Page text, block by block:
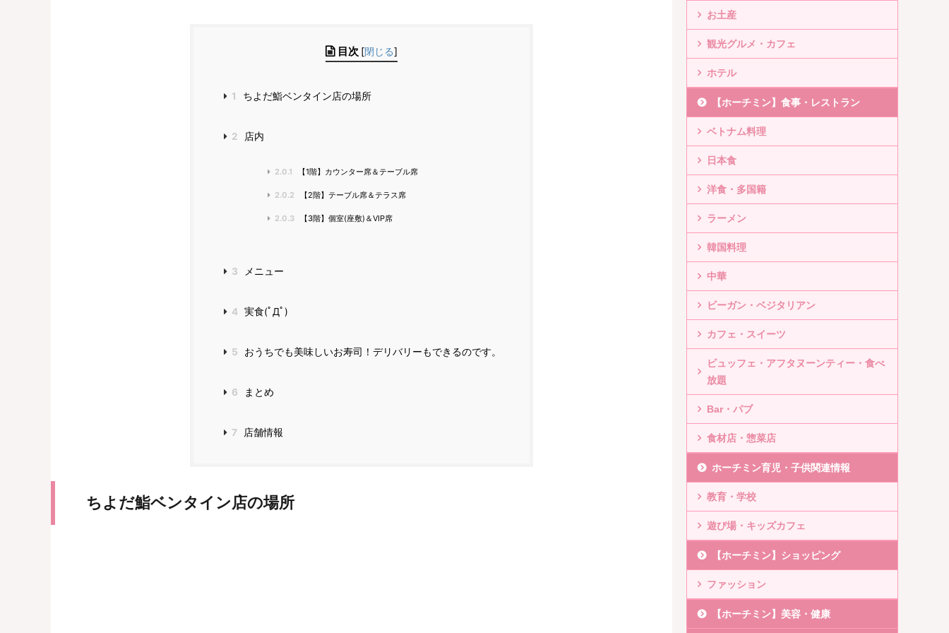
目次 [閉じる]
1 ちよだ鮨ベンタイン店の場所
2 店内
2.0.1 【1階】カウンター席＆テーブル席
2.0.2 【2階】テーブル席＆テラス席
2.0.3 【3階】個室(座敷)＆VIP席
3 メニュー
4 実食(ﾟДﾟ)
5 おうちでも美味しいお寿司！デリバリーもできるのです。
6 まとめ
7 店舗情報
ちよだ鮨ベンタイン店の場所
お土産
観光グルメ・カフェ
ホテル
【ホーチミン】食事・レストラン
ベトナム料理
日本食
洋食・多国籍
ラーメン
韓国料理
中華
ビーガン・ベジタリアン
カフェ・スイーツ
ビュッフェ・アフタヌーンティー・食べ
放題
Bar・パブ
食材店・惣菜店
ホーチミン育児・子供関連情報
教育・学校
遊び場・キッズカフェ
【ホーチミン】ショッピング
ファッション
【ホーチミン】美容・健康